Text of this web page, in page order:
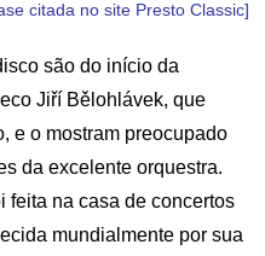
citada no site Presto Classic]
são do início da
Jiří Bělohlávek, que
e o mostram preocupado
da excelente orquestra.
feita na casa de concertos
mundialmente por sua